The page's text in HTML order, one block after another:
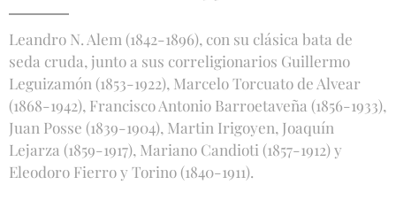
Leandro N. Alem (1842-1896), con su clásica bata de
seda cruda, junto a sus correligionarios Guillermo
Leguizamón (1853-1922), Marcelo Torcuato de Alvear
(1868-1942), Francisco Antonio Barroetaveña (1856-1933),
Juan Posse (1839-1904), Martin Irigoyen, Joaquín
Lejarza (1859-1917), Mariano Candioti (1857-1912) y
Eleodoro Fierro y Torino (1840-1911).